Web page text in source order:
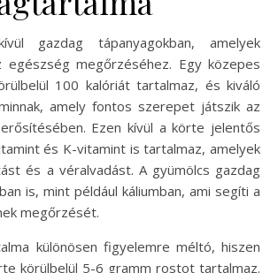
gazdag tápanyagokban, amelyek
egészség megőrzéséhez. Egy közepes
100 kalóriát tartalmaz, és kiváló
amely fontos szerepet játszik az
Ezen kívül a körte jelentős
és K-vitamint is tartalmaz, amelyek
és a véralvadást. A gyümölcs gazdag
is, mint például káliumban, ami segíti a
megőrzését.
különösen figyelemre méltó, hiszen
körülbelül 5-6 gramm rostot tartalmaz.